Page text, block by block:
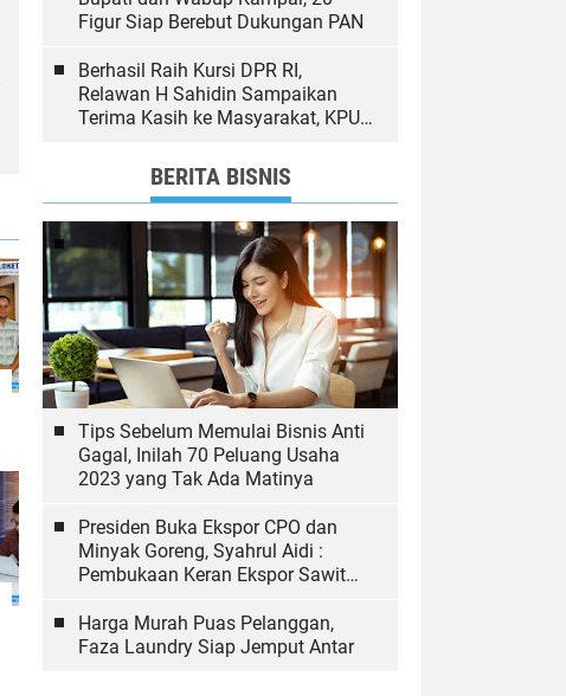
Figur Siap Berebut Dukungan PAN
Berhasil Raih Kursi DPR RI,
Relawan H Sahidin Sampaikan
Terima Kasih ke Masyarakat, KPU
BERITA BISNIS
Tips Sebelum Memulai Bisnis Anti
Gagal, Inilah 70 Peluang Usaha
2023 yang Tak Ada Matinya
Presiden Buka Ekspor CPO dan
Minyak Goreng, Syahrul Aidi :
Pembukaan Keran Ekspor Sawit
Harga Murah Puas Pelanggan,
Faza Laundry Siap Jemput Antar